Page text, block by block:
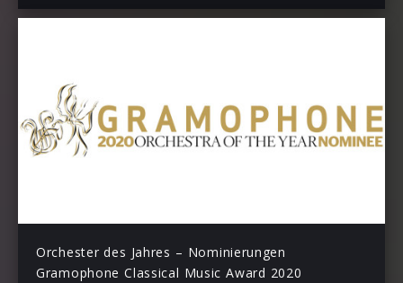
Orchester des Jahres – Nominierungen
Gramophone Classical Music Award 2020